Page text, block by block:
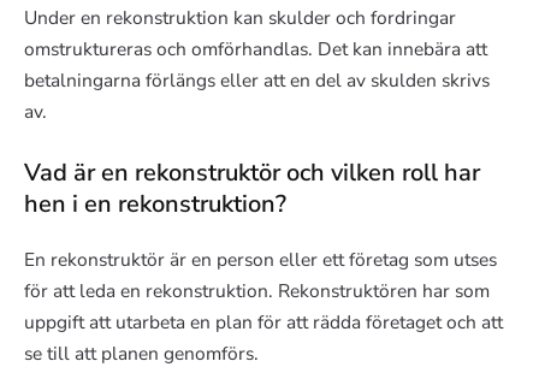
Under en rekonstruktion kan skulder och fordringar
omstruktureras och omförhandlas. Det kan innebära att
betalningarna förlängs eller att en del av skulden skrivs
av.
Vad är en rekonstruktör och vilken roll har
hen i en rekonstruktion?
En rekonstruktör är en person eller ett företag som utses
för att leda en rekonstruktion. Rekonstruktören har som
uppgift att utarbeta en plan för att rädda företaget och att
se till att planen genomförs.